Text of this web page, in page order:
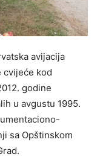
avijacija
cvijeće kod
godine
u avgustu 1995.
sa Opštinskom